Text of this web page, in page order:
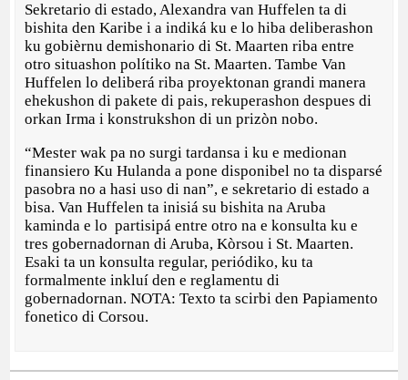
Sekretario di estado, Alexandra van Huffelen ta di
bishita den Karibe i a indiká ku e lo hiba deliberashon
ku gobièrnu demishonario di St. Maarten riba entre
otro situashon polítiko na St. Maarten. Tambe Van
Huffelen lo deliberá riba proyektonan grandi manera
ehekushon di pakete di pais, rekuperashon despues di
orkan Irma i konstrukshon di un prizòn nobo.
“Mester wak pa no surgi tardansa i ku e medionan
finansiero Ku Hulanda a pone disponibel no ta disparsé
pasobra no a hasi uso di nan”, e sekretario di estado a
bisa. Van Huffelen ta inisiá su bishita na Aruba
kaminda e lo partisipá entre otro na e konsulta ku e
tres gobernadornan di Aruba, Kòrsou i St. Maarten.
Esaki ta un konsulta regular, periódiko, ku ta
formalmente inkluí den e reglamentu di
gobernadornan. NOTA: Texto ta scirbi den Papiamento
fonetico di Corsou.